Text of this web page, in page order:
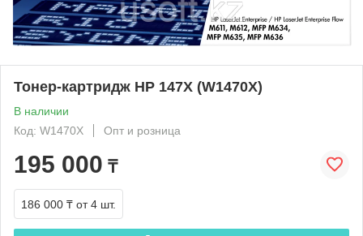
Тонер-картридж HP 147X (W1470X)
В наличии
Код: W1470X
Опт и розница
195 000 ₸
186 000 ₸ от 4 шт.